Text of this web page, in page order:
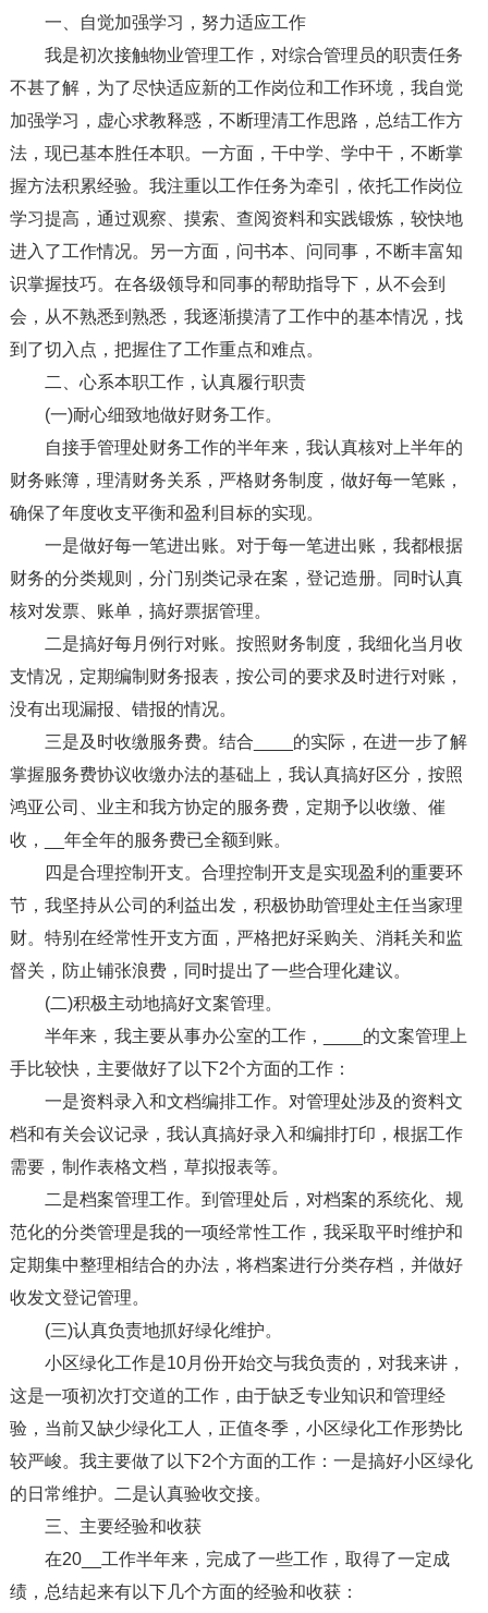
一、自觉加强学习，努力适应工作
我是初次接触物业管理工作，对综合管理员的职责任务
不甚了解，为了尽快适应新的工作岗位和工作环境，我自觉
加强学习，虚心求教释惑，不断理清工作思路，总结工作方
法，现已基本胜任本职。一方面，干中学、学中干，不断掌
握方法积累经验。我注重以工作任务为牵引，依托工作岗位
学习提高，通过观察、摸索、查阅资料和实践锻炼，较快地
进入了工作情况。另一方面，问书本、问同事，不断丰富知
识掌握技巧。在各级领导和同事的帮助指导下，从不会到
会，从不熟悉到熟悉，我逐渐摸清了工作中的基本情况，找
到了切入点，把握住了工作重点和难点。
二、心系本职工作，认真履行职责
(一)耐心细致地做好财务工作。
自接手管理处财务工作的半年来，我认真核对上半年的
财务账簿，理清财务关系，严格财务制度，做好每一笔账，
确保了年度收支平衡和盈利目标的实现。
一是做好每一笔进出账。对于每一笔进出账，我都根据
财务的分类规则，分门别类记录在案，登记造册。同时认真
核对发票、账单，搞好票据管理。
二是搞好每月例行对账。按照财务制度，我细化当月收
支情况，定期编制财务报表，按公司的要求及时进行对账，
没有出现漏报、错报的情况。
三是及时收缴服务费。结合____的实际，在进一步了解
掌握服务费协议收缴办法的基础上，我认真搞好区分，按照
鸿亚公司、业主和我方协定的服务费，定期予以收缴、催
收，__年全年的服务费已全额到账。
四是合理控制开支。合理控制开支是实现盈利的重要环
节，我坚持从公司的利益出发，积极协助管理处主任当家理
财。特别在经常性开支方面，严格把好采购关、消耗关和监
督关，防止铺张浪费，同时提出了一些合理化建议。
(二)积极主动地搞好文案管理。
半年来，我主要从事办公室的工作，____的文案管理上
手比较快，主要做好了以下2个方面的工作：
一是资料录入和文档编排工作。对管理处涉及的资料文
档和有关会议记录，我认真搞好录入和编排打印，根据工作
需要，制作表格文档，草拟报表等。
二是档案管理工作。到管理处后，对档案的系统化、规
范化的分类管理是我的一项经常性工作，我采取平时维护和
定期集中整理相结合的办法，将档案进行分类存档，并做好
收发文登记管理。
(三)认真负责地抓好绿化维护。
小区绿化工作是10月份开始交与我负责的，对我来讲，
这是一项初次打交道的工作，由于缺乏专业知识和管理经
验，当前又缺少绿化工人，正值冬季，小区绿化工作形势比
较严峻。我主要做了以下2个方面的工作：一是搞好小区绿化
的日常维护。二是认真验收交接。
三、主要经验和收获
在20__工作半年来，完成了一些工作，取得了一定成
绩，总结起来有以下几个方面的经验和收获：